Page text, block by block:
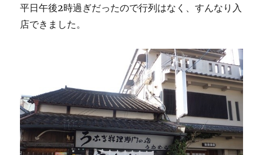
平日午後2時過ぎだったので行列はなく、すんなり入
店できました。